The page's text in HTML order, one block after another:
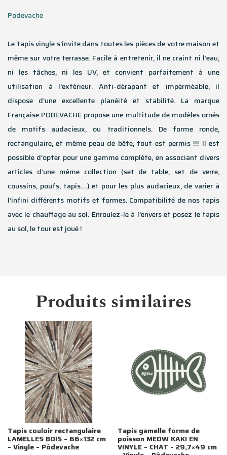
Podevache
Le tapis vinyle s’invite dans toutes les pièces de votre maison et
même sur votre terrasse. Facile à entretenir, il ne craint ni l’eau,
ni les tâches, ni les UV, et convient parfaitement à une
utilisation à l’extérieur. Anti-dérapant et impérméable, il
dispose d’une excellente planéité et stabilité. La marque
Française PODEVACHE propose une multitude de modèles ornés
de motifs audacieux, ou traditionnels. De forme ronde,
rectangulaire, et même peau de bête, tout est permis !!! Il est
possible d’opter pour une gamme complète, en associant divers
articles d’une même collection (set de table, set de verre,
coussins, poufs, tapis….) et pour les plus audacieux, de varier à
l’infini différents motifs et formes. Compatibilité de nos tapis
avec le chauffage au sol. Enroulez-le à l’envers et posez le tapis
au sol, le tour est joué !
Produits similaires
Tapis couloir rectangulaire
LAMELLES BOIS – 66×132 cm
– Vinyle – Pôdevache
Tapis gamelle forme de
poisson MEOW KAKI EN
VINYLE – CHAT – 29,7×49 cm